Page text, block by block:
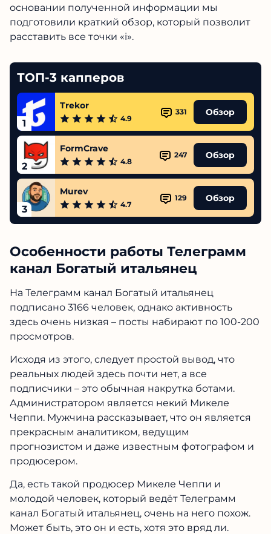
основании полученной информации мы
подготовили краткий обзор, который позволит
расставить все точки «i».
ТОП-3 капперов
1
Trekor
4.9
331 Обзор
2
FormCrave
4.8
247 Обзор
3
Murev
4.7
129 Обзор
Особенности работы Телеграмм
канал Богатый итальянец
На Телеграмм канал Богатый итальянец
подписано 3166 человек, однако активность
здесь очень низкая – посты набирают по 100-200
просмотров.
Исходя из этого, следует простой вывод, что
реальных людей здесь почти нет, а все
подписчики – это обычная накрутка ботами.
Администратором является некий Микеле
Чеппи. Мужчина рассказывает, что он является
прекрасным аналитиком, ведущим
прогнозистом и даже известным фотографом и
продюсером.
Да, есть такой продюсер Микеле Чеппи и
молодой человек, который ведёт Телеграмм
канал Богатый итальянец, очень на него похож.
Может быть, это он и есть, хотя это вряд ли.